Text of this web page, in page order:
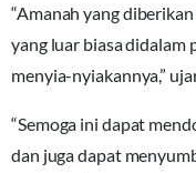
“Amanah yang
yang luar biasa didalam
menyia-nyiakannya,”
“Semoga ini dapat
dan juga dapat